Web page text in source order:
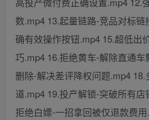
数.mp4 13.起量链路-竞品对标
确有效操作按钮.mp4 15.超低出
巧.mp4 16.拒绝黄车-解除直通
删除-解决差评降权问题.mp4
道.mp4 19.投产解锁-突破所有
拒绝白嫖-一招拿回被仅退款费